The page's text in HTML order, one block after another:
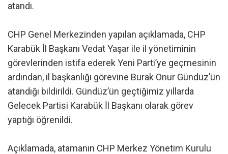
atandı.
CHP Genel Merkezinden yapılan açıklamada, CHP
Karabük İl Başkanı Vedat Yaşar ile il yönetiminin
görevlerinden istifa ederek Yeni Parti’ye geçmesinin
ardından, il başkanlığı görevine Burak Onur Gündüz’ün
atandığı bildirildi. Gündüz’ün geçtiğimiz yıllarda
Gelecek Partisi Karabük İl Başkanı olarak görev
yaptığı öğrenildi.
Açıklamada, atamanın CHP Merkez Yönetim Kurulu